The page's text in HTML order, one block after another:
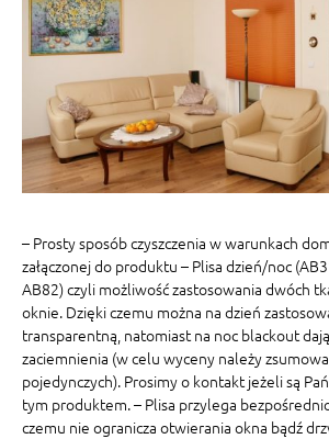
– Prosty sposób czyszczenia w warunkach
załączonej do produktu – Plisa dzień/noc
AB82) czyli możliwość zastosowania dwóch
oknie. Dzięki czemu można na dzień
transparentną, natomiast na noc blackout
zaciemnienia (w celu wyceny należy
pojedynczych). Prosimy o kontakt jeżeli są
tym produktem. – Plisa przylega
czemu nie ogranicza otwierania okna bądź